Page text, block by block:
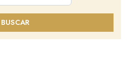
BUSCAR